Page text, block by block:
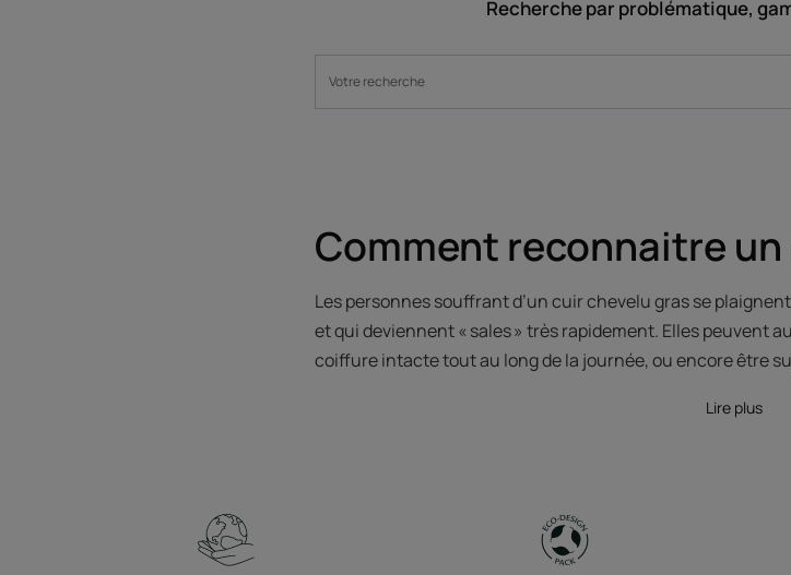
Recherche par problématique,
Comment reconnaitre un
Les personnes souffrant d’un cuir chevelu gras se
et qui deviennent « sales » très rapidement. Elles peuvent
coiffure intacte tout au long de la journée, ou encore être
Lire plus